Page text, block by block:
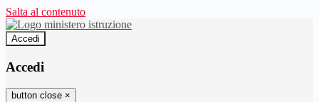
Salta al contenuto
Accedi
Accedi
button close ×